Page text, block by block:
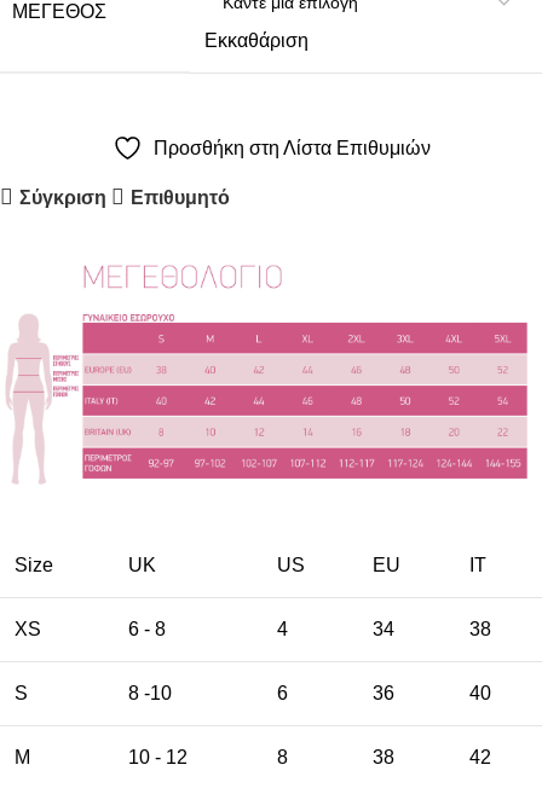
ΜΈΓΕΘΟΣ
Εκκαθάριση
Προσθήκη στη Λίστα Επιθυμιών
Σύγκριση Επιθυμητό
Size UK US EU ΙΤ
XS 6 - 8 4 34 38
S 8 -10 6 36 40
M 10 - 12 8 38 42